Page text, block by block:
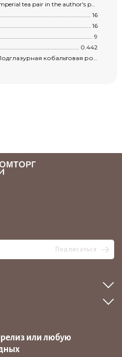
Imperial tea pair in the author's painting by Malanina-Popova
16
16
9
0.442
Подглазурная кобальтовая роспись
Подписаться
или любую